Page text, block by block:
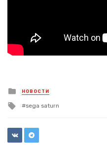
Posted
in
НОВОСТИ
Tagged
sega saturn